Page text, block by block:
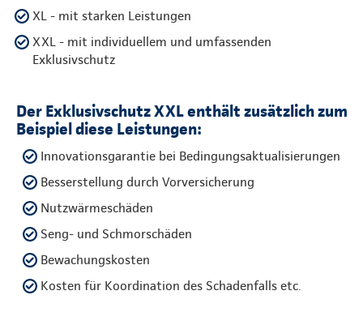
XL - mit starken Leistungen
XXL - mit individuellem und umfassenden
Exklusivschutz
Der Exklusivschutz XXL enthält zusätzlich zum
Beispiel diese Leistungen:
Innovationsgarantie bei Bedingungsaktualisierungen
Besserstellung durch Vorversicherung
Nutzwärmeschäden
Seng- und Schmorschäden
Bewachungskosten
Kosten für Koordination des Schadenfalls etc.